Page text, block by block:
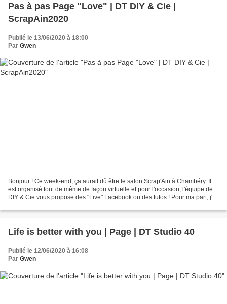
Pas à pas Page "Love" | DT DIY & Cie |
ScrapAin2020
Publié le 13/06/2020 à 18:00
Par Gwen
Bonjour ! Ce week-end, ça aurait dû être le salon Scrap'Ain à Chambéry. Il
est organisé tout de même de façon virtuelle et pour l'occasion, l'équipe de
DIY & Cie vous propose des "Live" Facebook ou des tutos ! Pour ma part, j'ai
Life is better with you | Page | DT Studio 40
Publié le 12/06/2020 à 16:08
Par Gwen